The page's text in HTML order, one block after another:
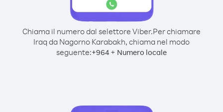
Chiama il numero dal selettore Viber.Per chiamare
Iraq da Nagorno Karabakh, chiama nel modo
seguente:+964 + Numero locale